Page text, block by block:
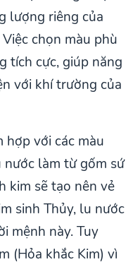
lượng riêng của
chọn màu phù
tích cực, giúp năng
với khí trường của
hợp với các màu
nước làm từ gốm sứ
kim sẽ tạo nên vẻ
sinh Thủy, lu nước
mệnh này. Tuy
(Hỏa khắc Kim) vì